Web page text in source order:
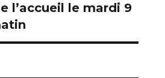
l’accueil le mardi 9